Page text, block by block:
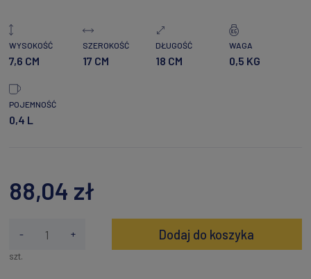
WYSOKOŚĆ
7,6 CM
SZEROKOŚĆ
17 CM
DŁUGOŚĆ
18 CM
WAGA
0,5 KG
POJEMNOŚĆ
0,4 L
88,04 zł
- +
szt.
Dodaj do koszyka